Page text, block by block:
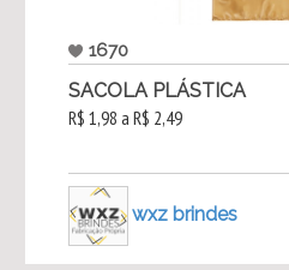
1670
SACOLA PLÁSTICA
R$ 1,98 a R$ 2,49
wxz brindes